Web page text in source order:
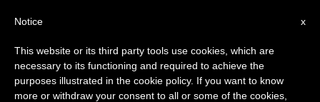
×
Aviso importante
Del 27 de julio al 7 de agosto haremos la pausa
anual, aprovechando que en el periodo de verano
x
Notice
This website or its third party tools use cookies, which are
necessary to its functioning and required to achieve the
purposes illustrated in the cookie policy. If you want to know
more or withdraw your consent to all or some of the cookies,